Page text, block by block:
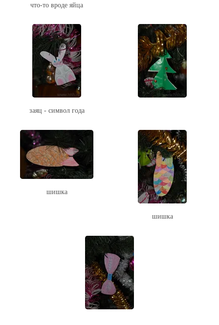
что-то вроде яйца
заяц - символ года
шишка
шишка